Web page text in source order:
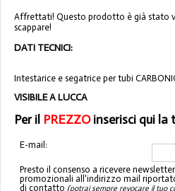
Affrettati! Questo prodotto è già stato
scappare!
DATI TECNICI:
Intestarice e segatrice per tubi
VISIBILE A LUCCA
Per il PREZZOinserisci qui la
E-mail:
Presto il consenso a ricevere
promozionali all'indirizzo mail
di contatto (potrai sempre revocare il tuo